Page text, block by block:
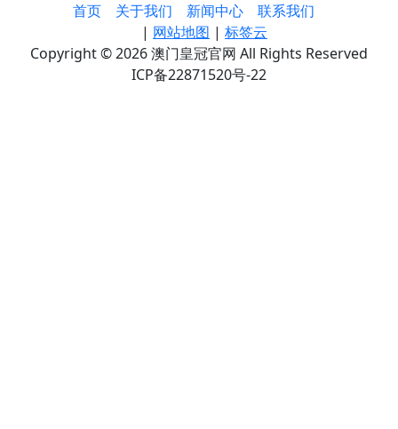
首页 关于我们 新闻中心
联系我们
| 网站地图 | 标签云
Copyright © 2026 澳门皇冠官网 All Rights Reserved
ICP备22871520号-22